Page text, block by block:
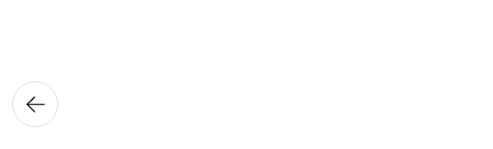
뒤로가
기